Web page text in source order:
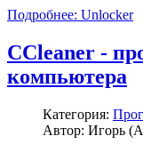
Подробнее: Unlocker
CCleaner -
компьютера
Категория:
Автор: Игорь